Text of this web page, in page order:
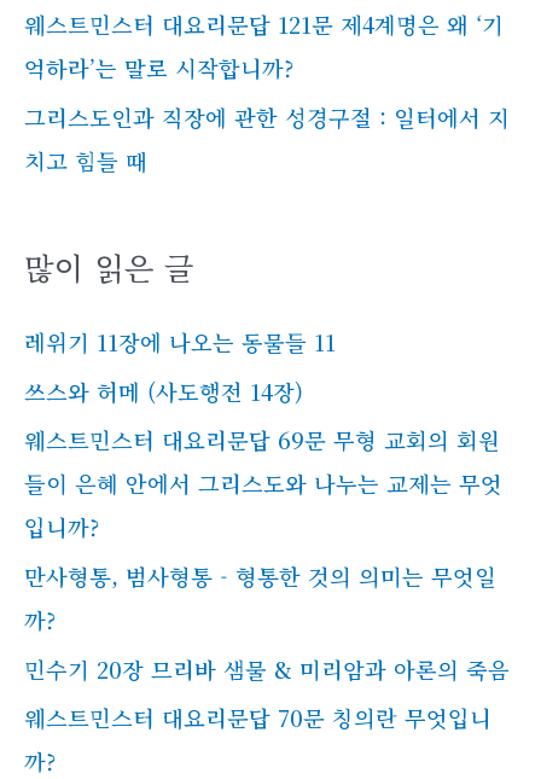
웨스트민스터 대요리문답 121문 제4계명은 왜 ‘기
억하라’는 말로 시작합니까?
그리스도인과 직장에 관한 성경구절 : 일터에서 지
치고 힘들 때
많이 읽은 글
레위기 11장에 나오는 동물들 11
쓰스와 허메 (사도행전 14장)
웨스트민스터 대요리문답 69문 무형 교회의 회원
들이 은혜 안에서 그리스도와 나누는 교제는 무엇
입니까?
만사형통, 범사형통 - 형통한 것의 의미는 무엇일
까?
민수기 20장 므리바 샘물 & 미리암과 아론의 죽음
웨스트민스터 대요리문답 70문 칭의란 무엇입니
까?